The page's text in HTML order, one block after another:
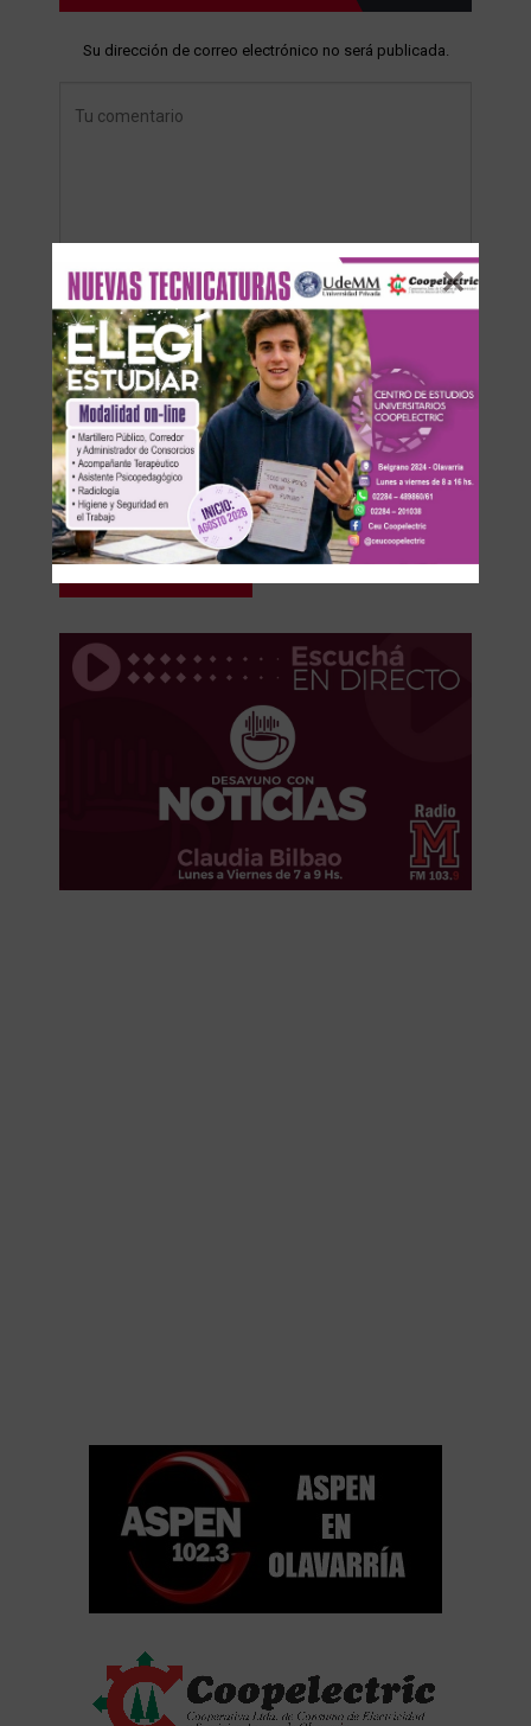
Su dirección de correo electrónico no será publicada.
Save my name, email, and website in this browser for the
next time I comment.
Recibir un correo electrónico con cada nueva entrada.